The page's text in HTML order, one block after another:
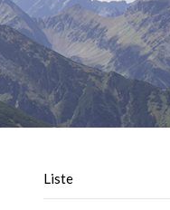
Liste